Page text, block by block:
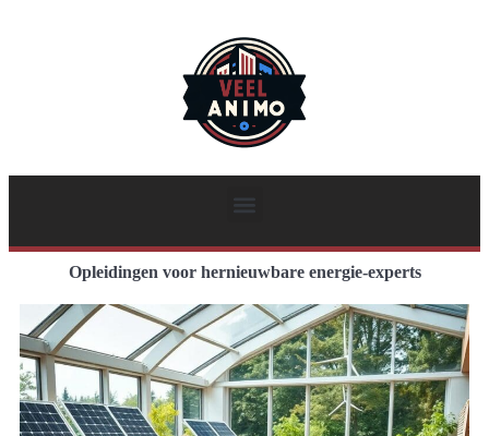
Opleidingen voor hernieuwbare energie-experts